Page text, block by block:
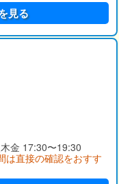
見る
金 17:30〜19:30
は直接の確認をおすす